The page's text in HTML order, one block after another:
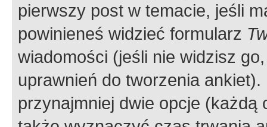
pierwszy post w temacie, jeśli
powinieneś widzieć formularz
wiadomości (jeśli nie widzisz
uprawnień do tworzenia
przynajmniej dwie opcje